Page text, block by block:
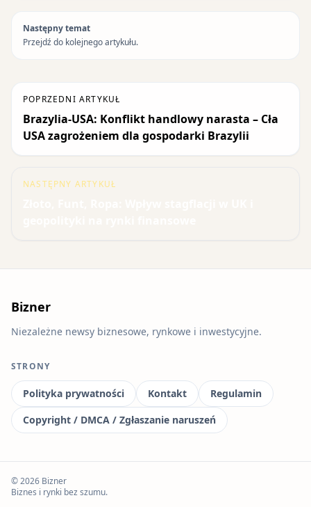
Następny temat
Przejdź do kolejnego artykułu.
POPRZEDNI ARTYKUŁ
Brazylia-USA: Konflikt handlowy narasta – Cła
USA zagrożeniem dla gospodarki Brazylii
NASTĘPNY ARTYKUŁ
Bizner
Niezależne newsy biznesowe, rynkowe i inwestycyjne.
STRONY
Polityka prywatności Kontakt
Regulamin
Copyright / DMCA / Zgłaszanie naruszeń
© 2026 Bizner
Biznes i rynki bez szumu.